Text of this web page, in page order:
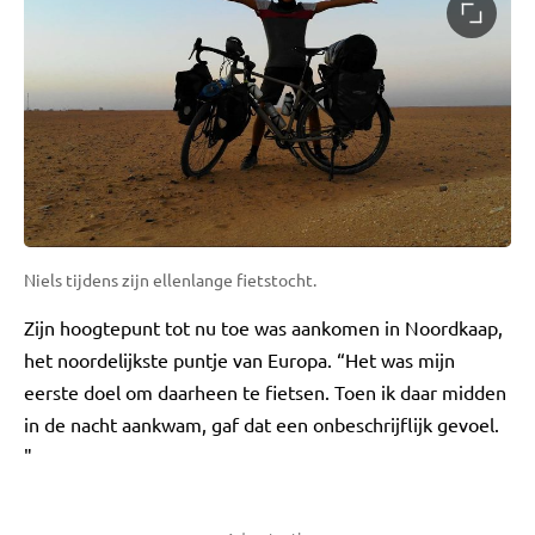
Niels tijdens zijn ellenlange fietstocht.
Zijn hoogtepunt tot nu toe was aankomen in Noordkaap,
het noordelijkste puntje van Europa. “Het was mijn
eerste doel om daarheen te fietsen. Toen ik daar midden
in de nacht aankwam, gaf dat een onbeschrijflijk gevoel.
"